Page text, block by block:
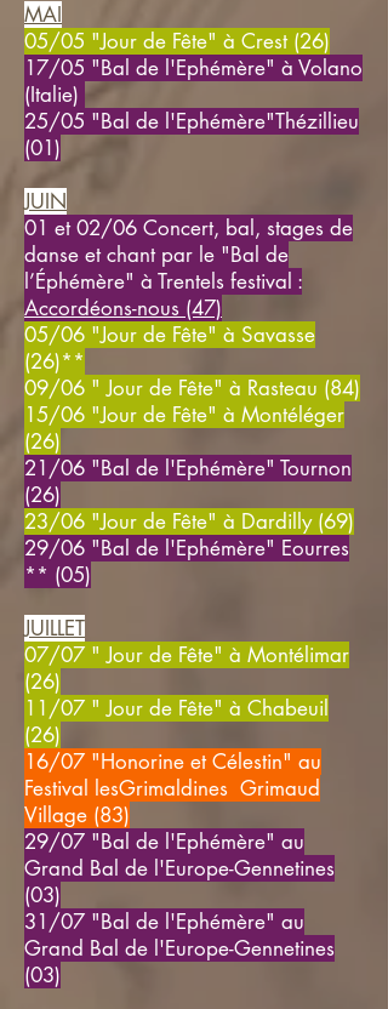
​MAI
05/05 "Jour de Fête" à Crest (26)
17/05 "Bal de l'Ephémère" à Volano
(Italie)
25/05 "Bal de l'Ephémère"Thézillieu
(01)
JUIN
​01 et 02/06 Concert, bal, stages de
danse et chant par le "Bal de
l’Éphémère" à Trentels festival :
Accordéons-nous (47)
05/06 "Jour de Fête" à Savasse
(26)**
09/06 " Jour de Fête" à Rasteau (84)
15/06 "Jour de Fête" à Montéléger
(26)
21/06 "Bal de l'Ephémère" Tournon
(26)
23/06 "Jour de Fête" à Dardilly (69)
29/06 "Bal de l'Ephémère" Eourres
** (05)
JUILLET
07/07 " Jour de Fête" à Montélimar
(26)
11/07 " Jour de Fête" à Chabeuil
(26)
16/07 "Honorine et Célestin" au
Festival lesGrimaldines Grimaud
Village (83)
29/07 "Bal de l'Ephémère" au
Grand Bal de l'Europe-Gennetines
(03)
31/07 "Bal de l'Ephémère" au
Grand Bal de l'Europe-Gennetines
(03)